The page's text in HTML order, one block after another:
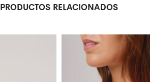
PRODUCTOS RELACIONADOS